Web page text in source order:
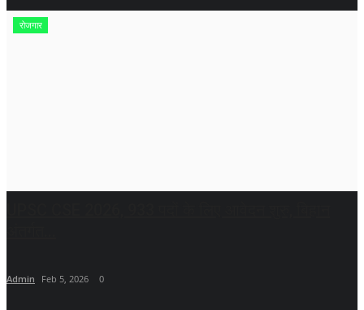
रोजगार
Admin Feb 5, 2026 0